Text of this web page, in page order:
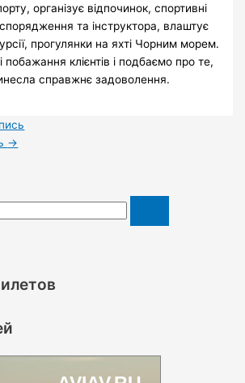
організує відпочинок, спортивні
та інструктора, влаштує
прогулянки на яхті Чорним морем.
клієнтів і подбаємо про те,
справжнє задоволення.
→